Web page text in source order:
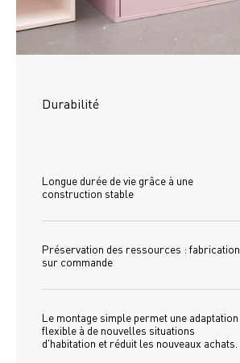
Durabilité
Longue durée de vie grâce à une
construction stable
Préservation des ressources : fabrication
sur commande
Le montage simple permet une adaptation
flexible à de nouvelles situations
d'habitation et réduit les nouveaux achats.